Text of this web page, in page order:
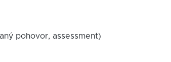
pohovor, assessment)